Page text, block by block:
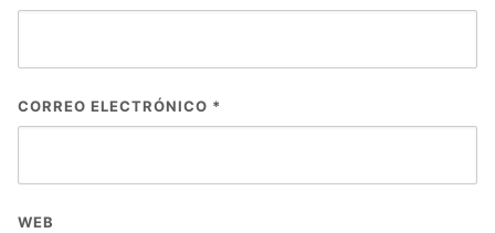
CORREO ELECTRÓNICO *
WEB